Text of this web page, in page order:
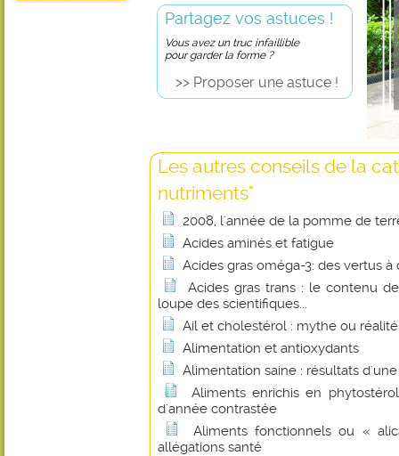
Partagez vos astuces !
Vous avez un truc infaillible
pour garder la forme ?
>> Proposer une astuce !
Les autres conseils de la
nutriments"
2008, l'année de la pomme de
Acides aminés et fatigue
Acides gras oméga-3: des vertus à
Acides gras trans : le contenu
loupe des scientifiques...
Ail et cholestérol : mythe ou réalité
Alimentation et antioxydants
Alimentation saine : résultats
Aliments enrichis en
d'année contrastée
Aliments fonctionnels ou «
allégations santé